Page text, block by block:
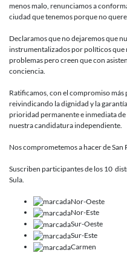
menos malo, renunciamos a
ciudad que tenemos porque no
Declaramos que no dejaremos que
instrumentalizados por políticos que
problemas pero creen que con
conciencia.
Ratificamos, con el compromiso
reivindicando la dignidad y la
prioridad permanente e inmediata
nuestra candidatura independiente.
Nos comprometemos a hacer de
Suscriben participantes de los 10
Sula.
Nor-Oeste
Nor-Este
Sur-Oeste
Sur-Este
Carmen